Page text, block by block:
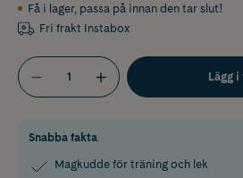
Få i lager, passa på innan den tar slut!
Fri frakt Instabox
Lägg
Snabba fakta
Magkudde för träning och lek